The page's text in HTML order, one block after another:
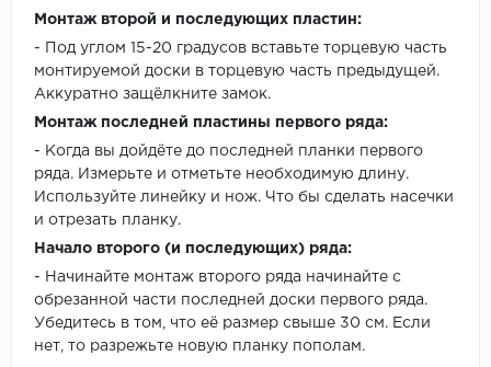
Монтаж второй и последующих пластин:
- Под углом 15-20 градусов вставьте торцевую часть
монтируемой доски в торцевую часть предыдущей.
Аккуратно защёлкните замок.
Монтаж последней пластины первого ряда:
- Когда вы дойдёте до последней планки первого
ряда. Измерьте и отметьте необходимую длину.
Используйте линейку и нож. Что бы сделать насечки
и отрезать планку.
Начало второго (и последующих) ряда:
- Начинайте монтаж второго ряда начинайте с
обрезанной части последней доски первого ряда.
Убедитесь в том, что её размер свыше 30 см. Если
нет, то разрежьте новую планку пополам.